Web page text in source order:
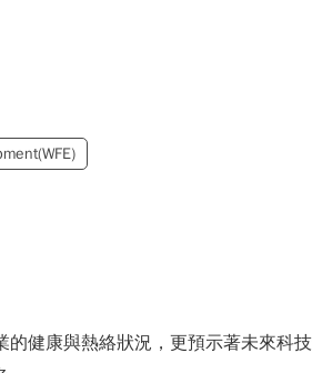
健康與熱絡狀況，更預示著未來科